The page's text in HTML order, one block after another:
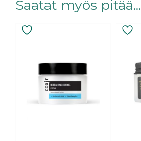
Saatat myös pitää...